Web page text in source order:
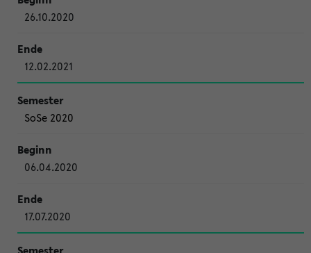
26.10.2020
12.02.2021
SoSe 2020
06.04.2020
17.07.2020